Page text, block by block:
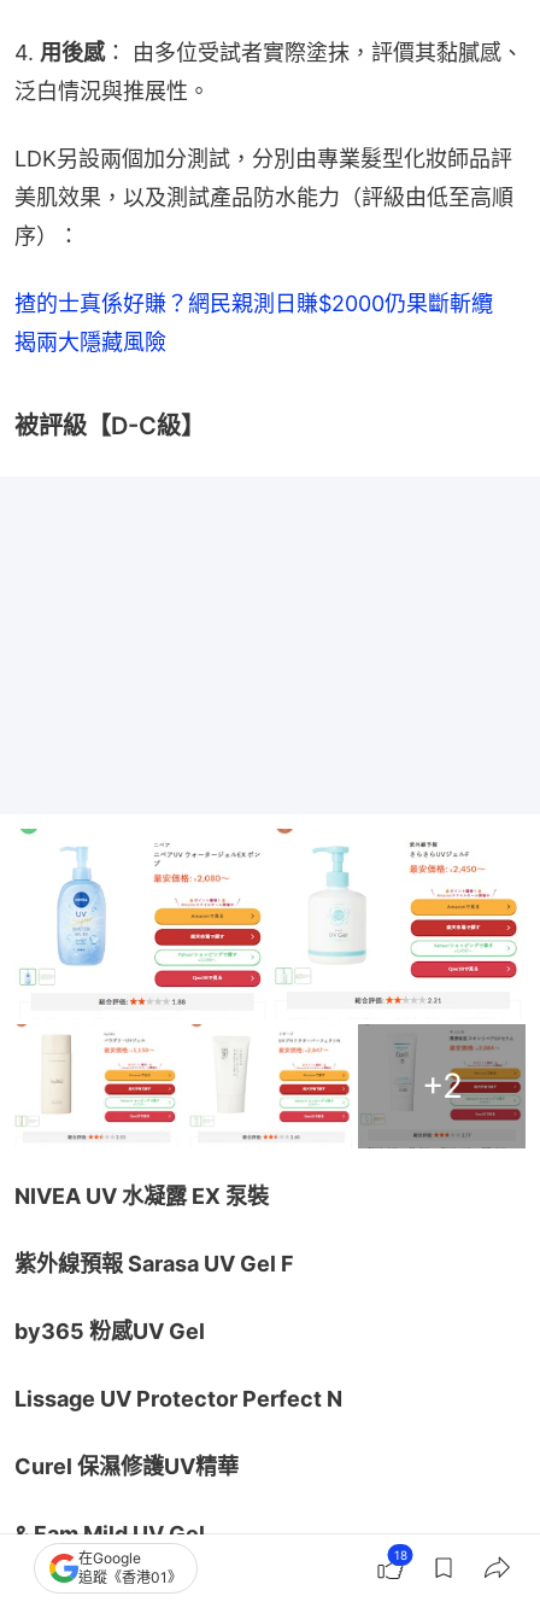
4. 用後感： 由多位受試者實際塗抹，評價其黏膩感、
泛白情況與推展性。
LDK另設兩個加分測試，分別由專業髮型化妝師品評
美肌效果，以及測試產品防水能力（評級由低至高順
序）：
揸的士真係好賺？網民親測日賺$2000仍果斷斬纜
揭兩大隱藏風險
被評級【D-C級】
+2
NIVEA UV 水凝露 EX 泵裝
紫外線預報 Sarasa UV Gel F
by365 粉感UV Gel
Lissage UV Protector Perfect N
Curel 保濕修護UV精華
& Fam Mild UV Gel
在Google
追蹤《香港01》
18